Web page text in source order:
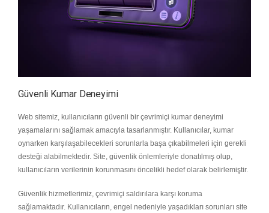
Güvenli Kumar Deneyimi
Web sitemiz, kullanıcıların güvenli bir çevrimiçi kumar deneyimi
yaşamalarını sağlamak amacıyla tasarlanmıştır. Kullanıcılar, kumar
oynarken karşılaşabilecekleri sorunlarla başa çıkabilmeleri için gerekli
desteği alabilmektedir. Site, güvenlik önlemleriyle donatılmış olup,
kullanıcıların verilerinin korunmasını öncelikli hedef olarak belirlemiştir.
Güvenlik hizmetlerimiz, çevrimiçi saldırılara karşı koruma
sağlamaktadır. Kullanıcıların, engel nedeniyle yaşadıkları sorunları site